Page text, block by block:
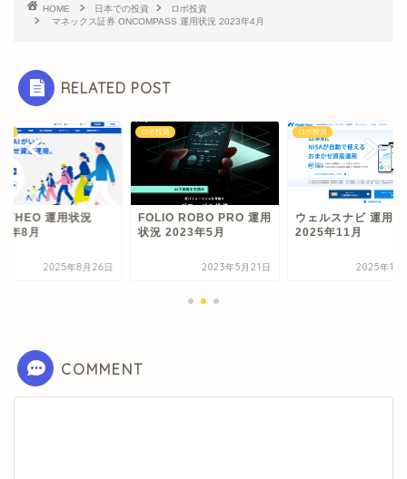
HOME 日本での投資
ロボ投資
マネックス証券 ONCOMPASS 運用状況 2023年4月
RELATED POST
THEO 運用状況
年8月
2025年8月26日
ロボ投資
FOLIO ROBO PRO 運用
状況 2023年5月
2023年5月21日
ロボ投資
ウェルスナビ 運用状
2025年11月
2025年11
COMMENT